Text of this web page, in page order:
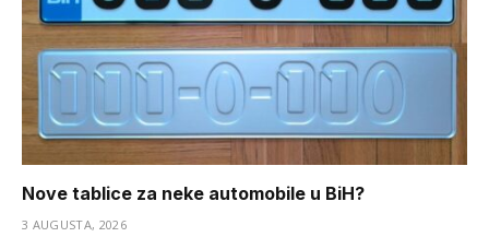
Nove tablice za neke automobile u BiH?
3 AUGUSTA, 2026